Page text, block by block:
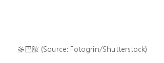
多巴胺 (Source: Fotogrin/Shutterstock)